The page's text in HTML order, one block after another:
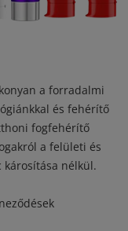
a forradalmi
és fehérítő
fogfehérítő
a felületi és
károsítása nélkül.